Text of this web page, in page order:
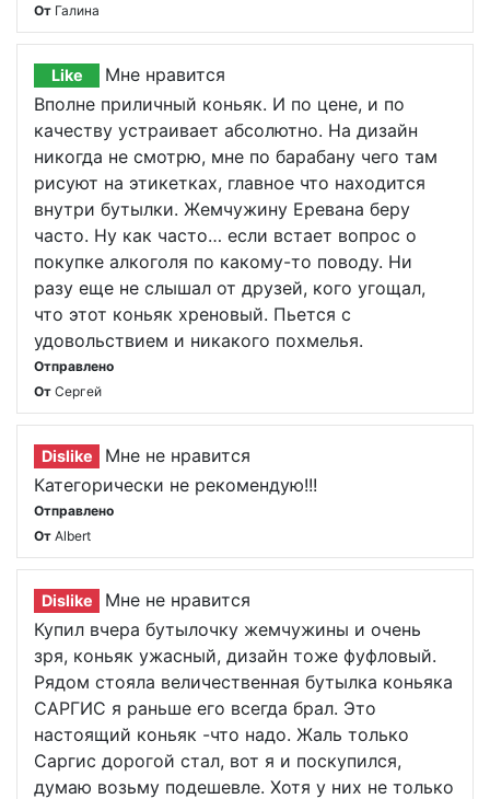
От Галина
Like
Мне нравится
Вполне приличный коньяк. И по цене, и по
качеству устраивает абсолютно. На дизайн
никогда не смотрю, мне по барабану чего там
рисуют на этикетках, главное что находится
внутри бутылки. Жемчужину Еревана беру
часто. Ну как часто… если встает вопрос о
покупке алкоголя по какому-то поводу. Ни
разу еще не слышал от друзей, кого угощал,
что этот коньяк хреновый. Пьется с
удовольствием и никакого похмелья.
Отправлено
От Сергей
Dislike
Мне не нравится
Категорически не рекомендую!!!
Отправлено
От Albert
Dislike
Мне не нравится
Купил вчера бутылочку жемчужины и очень
зря, коньяк ужасный, дизайн тоже фуфловый.
Рядом стояла величественная бутылка коньяка
САРГИС я раньше его всегда брал. Это
настоящий коньяк -что надо. Жаль только
Саргис дорогой стал, вот я и поскупился,
думаю возьму подешевле. Хотя у них не только